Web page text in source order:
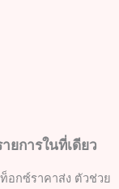
ยการในที่เดียว
อกซ์ราคาส่ง ตัวช่วย